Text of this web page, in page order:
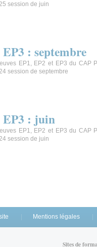
session de juin
: septembre
EP1, EP2 et EP3 du CAP
session de septembre
EP3 : juin
EP1, EP2 et EP3 du CAP
session de juin
Mentions légales
Sites de